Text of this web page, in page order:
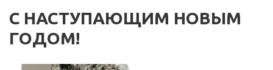
С НАСТУПАЮЩИМ НОВЫМ
ГОДОМ!